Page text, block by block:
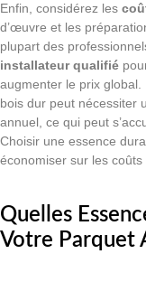
Enfin, considérez les
d’œuvre et les
plupart des
installateur qualifié
augmenter le prix global.
bois dur peut nécessiter
annuel, ce qui peut
Choisir une essence
économiser sur les coûts
Quelles
Votre Parquet